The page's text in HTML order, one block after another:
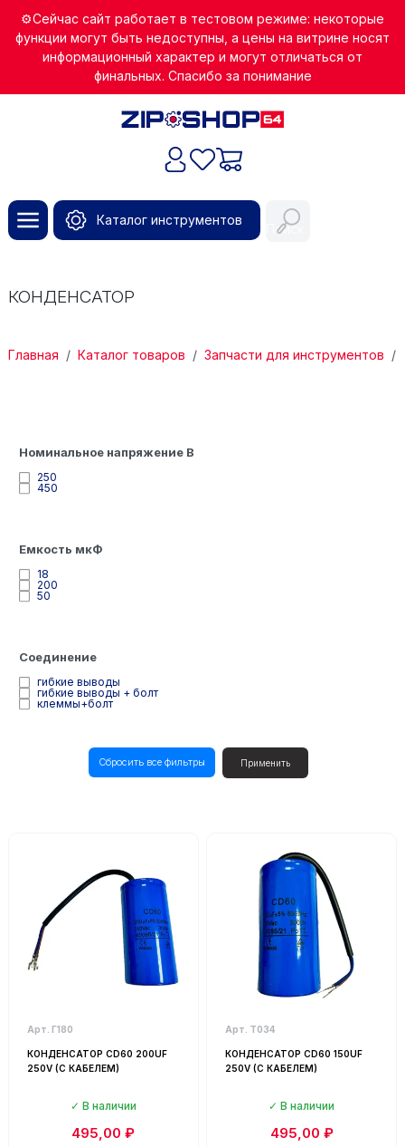
⚙️Сейчас сайт работает в тестовом режиме: некоторые
функции могут быть недоступны, а цены на витрине носят
информационный характер и могут отличаться от
финальных. Спасибо за понимание
Каталог инструментов
Поиск
КОНДЕНСАТОР
Главная Каталог товаров Запчасти для инструментов
Номинальное напряжение В
250
450
Емкость мкФ
18
200
50
Соединение
гибкие выводы
гибкие выводы + болт
клеммы+болт
Сбросить все фильтры
Арт. Г180
КОНДЕНСАТОР СD60 200UF
250V (С КАБЕЛЕМ)
В наличии
495,00 ₽
Арт. Т034
КОНДЕНСАТОР СD60 150UF
250V (С КАБЕЛЕМ)
В наличии
495,00 ₽